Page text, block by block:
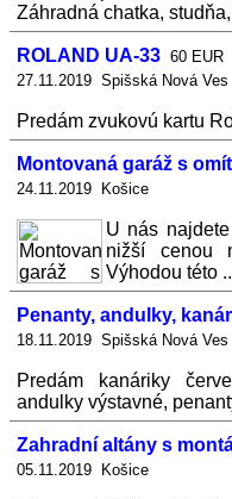
Záhradná chatka,
ROLAND UA-33 60 EUR
27.11.2019 Spišská Nová Ves
Predám zvukovú kartu
Montovaná garáž s
24.11.2019 Košice
U nás
nižší cenou
Výhodou této
Penanty, andulky,
18.11.2019 Spišská Nová Ves
Predám kanáriky
andulky výstavné,
Zahradní altány s
05.11.2019 Košice